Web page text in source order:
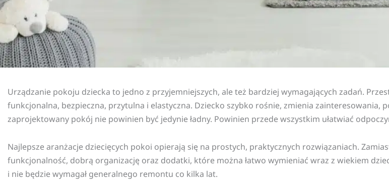
Urządzanie pokoju dziecka to jedno z przyjemniejszych, ale też bardziej wymagających zadań.
funkcjonalna, bezpieczna, przytulna i elastyczna. Dziecko szybko rośnie, zmienia zainteresowania,
zaprojektowany pokój nie powinien być jedynie ładny. Powinien przede wszystkim ułatwiać
Najlepsze aranżacje dziecięcych pokoi opierają się na prostych, praktycznych rozwiązaniach.
funkcjonalność, dobrą organizację oraz dodatki, które można łatwo wymieniać wraz z wiekiem
i nie będzie wymagał generalnego remontu co kilka lat.